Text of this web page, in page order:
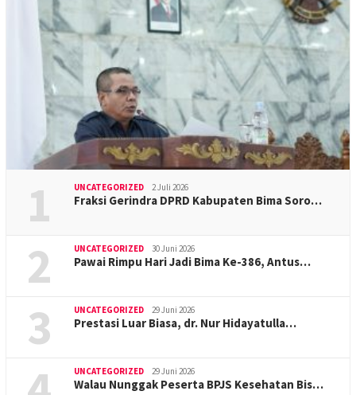
1 UNCATEGORIZED 2 Juli 2026
Fraksi Gerindra DPRD Kabupaten Bima Soro…
2 UNCATEGORIZED 30 Juni 2026
Pawai Rimpu Hari Jadi Bima Ke-386, Antus…
3 UNCATEGORIZED 29 Juni 2026
Prestasi Luar Biasa, dr. Nur Hidayatulla…
UNCATEGORIZED 29 Juni 2026
Walau Nunggak Peserta BPJS Kesehatan Bis…